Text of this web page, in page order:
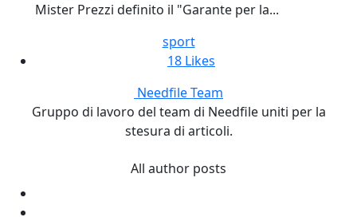
Mister Prezzi definito il "Garante per la...
sport
18 Likes
Needfile Team
Gruppo di lavoro del team di Needfile uniti per la
stesura di articoli.
All author posts